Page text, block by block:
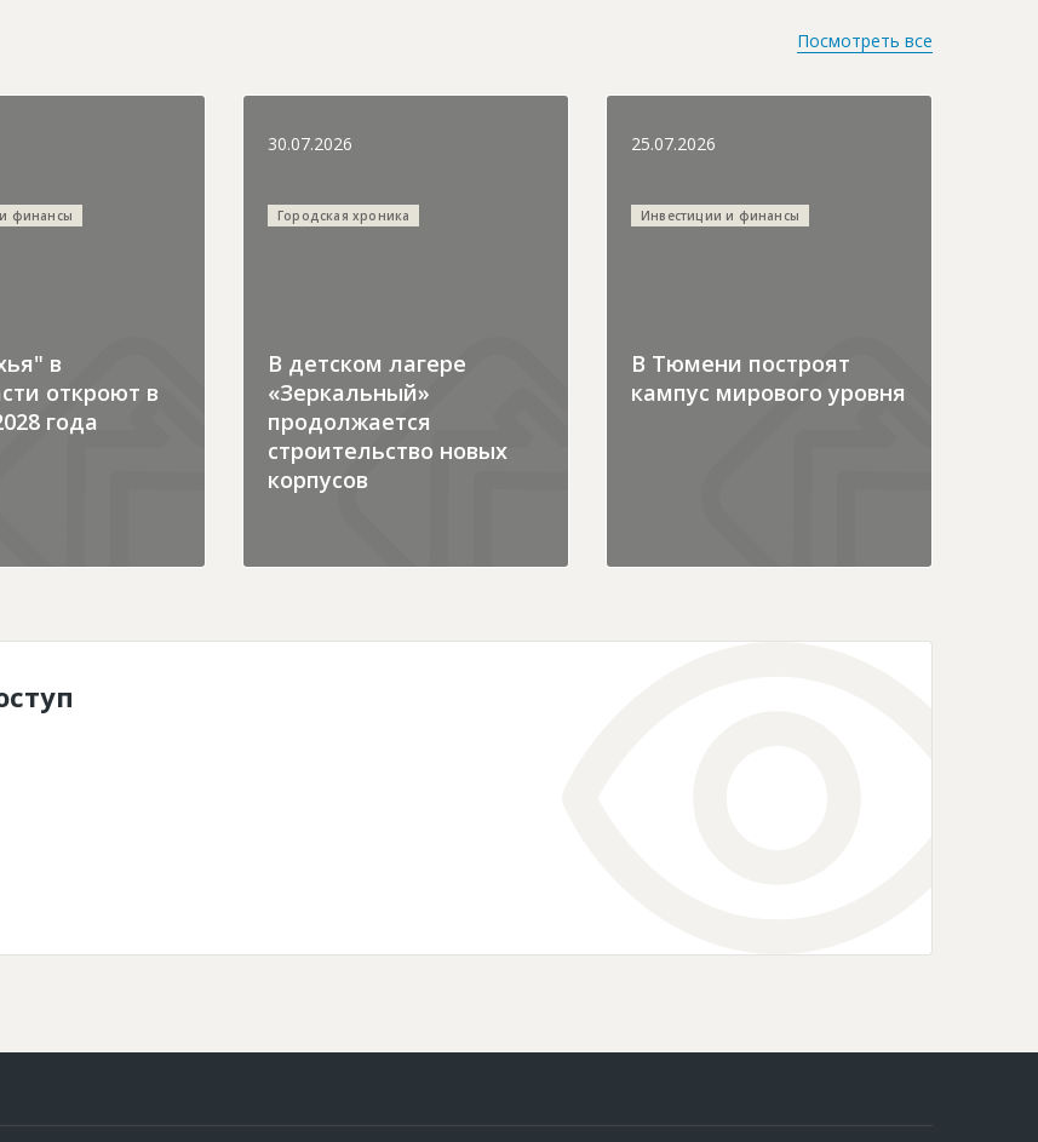
Посмотреть все
финансы
в
откроют в
года
30.07.2026
Городская хроника
В детском лагере
«Зеркальный»
продолжается
строительство новых
корпусов
25.07.2026
Инвестиции и финансы
В Тюмени построят
кампус мирового уровня